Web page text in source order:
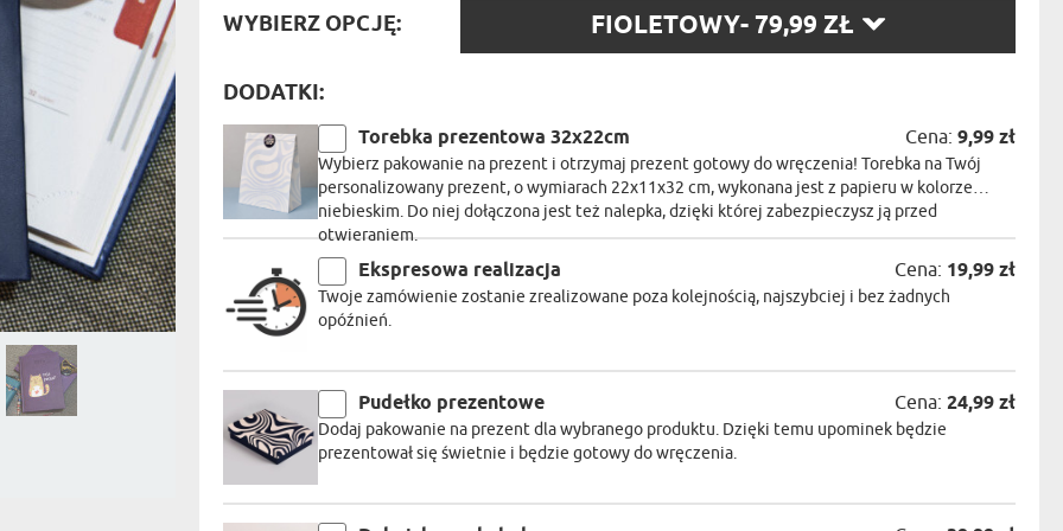
PREZENT DLA
SENIORA
WĘDKARZA
ŻARTOWNISIA
SPOŻYWCZE
PREZENTU
SZKLANKI DO WHISKY
WYBIERZ OPCJĘ: FIOLETOWY- 79,99 ZŁ
DODATKI:
Torebka prezentowa 32x22cm Cena: 9,99 zł
Wybierz pakowanie na prezent i otrzymaj prezent gotowy do wręczenia! Torebka na Twój
personalizowany prezent, o wymiarach 22x11x32 cm, wykonana jest z papieru w kolorze
niebieskim. Do niej dołączona jest też nalepka, dzięki której zabezpieczysz ją przed
otwieraniem.
Ekspresowa realizacja Cena: 19,99 zł
Twoje zamówienie zostanie zrealizowane poza kolejnością, najszybciej i bez żadnych
opóźnień.
Pudełko prezentowe Cena: 24,99 zł
Dodaj pakowanie na prezent dla wybranego produktu. Dzięki temu upominek będzie
prezentował się świetnie i będzie gotowy do wręczenia.